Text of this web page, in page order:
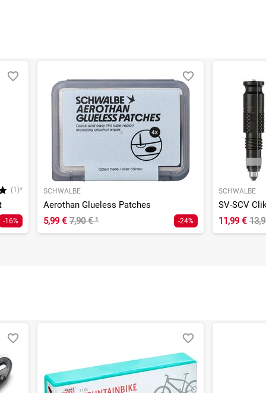
(1)*
-16%
SCHWALBE
Aerothan Glueless Patches
5,99 € 7,90 €¹ -24%
SCHWALBE
11,99 €